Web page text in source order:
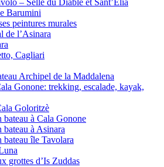
– Selle du Diable et Sant’Elia
Barumini
peintures murales
de l’Asinara
Cagliari
Archipel de la Maddalena
Gonone: trekking, escalade, kayak,
Goloritzè
bateau à Cala Gonone
bateau à Asinara
bateau île Tavolara
grottes d’Is Zuddas